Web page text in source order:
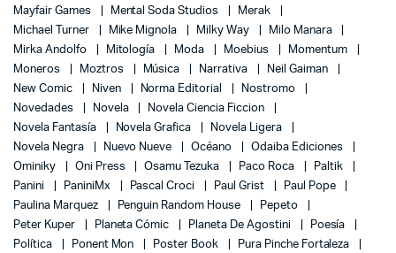
Mayfair Games
Mental Soda Studios
Merak
Michael Turner
Mike Mignola Milky Way
Milo Manara
Mirka Andolfo
Mitología Moda Moebius
Momentum
Moneros
Moztros Música Narrativa
Neil Gaiman
New Comic
Niven Norma Editorial
Nostromo
Novedades
Novela
Novela Ciencia Ficcion
Novela Fantasía
Novela Grafica
Novela Ligera
Novela Negra
Nuevo Nueve Océano
Odaiba Ediciones
Ominiky
Oni Press Osamu Tezuka Paco Roca
Paltik
Panini
PaniniMx Pascal Croci Paul Grist
Paul Pope
Paulina Marquez
Penguin Random House
Pepeto
Peter Kuper
Planeta Cómic Planeta De Agostini
Poesía
Política
Ponent Mon Poster Book
Pura Pinche Fortaleza